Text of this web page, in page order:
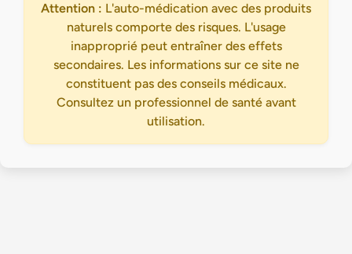
Attention : L'auto-médication avec des produits
naturels comporte des risques. L'usage
inapproprié peut entraîner des effets
secondaires. Les informations sur ce site ne
constituent pas des conseils médicaux.
Consultez un professionnel de santé avant
utilisation.